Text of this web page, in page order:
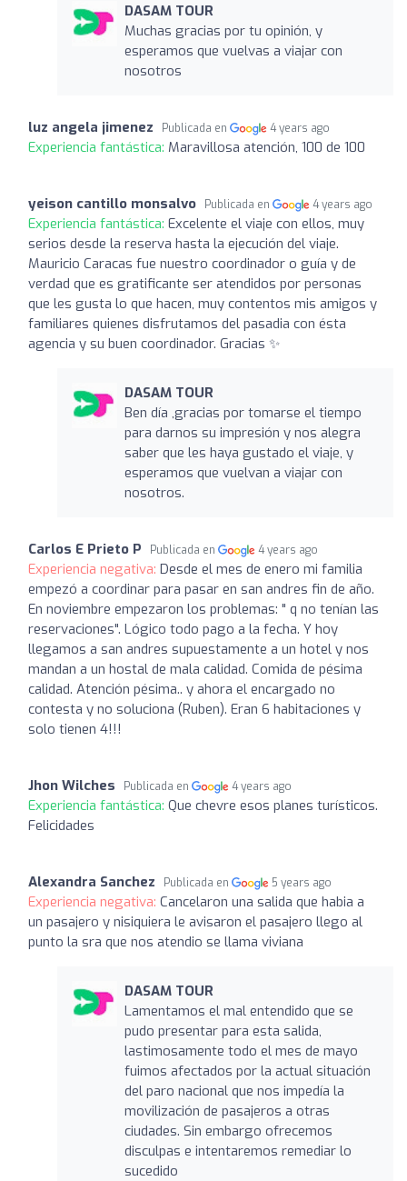
DASAM TOUR
Muchas gracias por tu opinión, y
esperamos que vuelvas a viajar con
nosotros
luz angela jimenez Publicada en 4 years ago
Experiencia fantástica: Maravillosa atención, 100 de 100
yeison cantillo monsalvo Publicada en 4 years ago
Experiencia fantástica: Excelente el viaje con ellos, muy
serios desde la reserva hasta la ejecución del viaje.
Mauricio Caracas fue nuestro coordinador o guía y de
verdad que es gratificante ser atendidos por personas
que les gusta lo que hacen, muy contentos mis amigos y
familiares quienes disfrutamos del pasadia con ésta
agencia y su buen coordinador. Gracias ✨
DASAM TOUR
Ben día ,gracias por tomarse el tiempo
para darnos su impresión y nos alegra
saber que les haya gustado el viaje, y
esperamos que vuelvan a viajar con
nosotros.
Carlos E Prieto P Publicada en 4 years ago
Experiencia negativa: Desde el mes de enero mi familia
empezó a coordinar para pasar en san andres fin de año.
En noviembre empezaron los problemas: " q no tenían las
reservaciones". Lógico todo pago a la fecha. Y hoy
llegamos a san andres supuestamente a un hotel y nos
mandan a un hostal de mala calidad. Comida de pésima
calidad. Atención pésima.. y ahora el encargado no
contesta y no soluciona (Ruben). Eran 6 habitaciones y
solo tienen 4!!!
Jhon Wilches Publicada en 4 years ago
Experiencia fantástica: Que chevre esos planes turísticos.
Felicidades
Alexandra Sanchez Publicada en 5 years ago
Experiencia negativa: Cancelaron una salida que habia a
un pasajero y nisiquiera le avisaron el pasajero llego al
punto la sra que nos atendio se llama viviana
DASAM TOUR
Lamentamos el mal entendido que se
pudo presentar para esta salida,
lastimosamente todo el mes de mayo
fuimos afectados por la actual situación
del paro nacional que nos impedía la
movilización de pasajeros a otras
ciudades. Sin embargo ofrecemos
disculpas e intentaremos remediar lo
sucedido